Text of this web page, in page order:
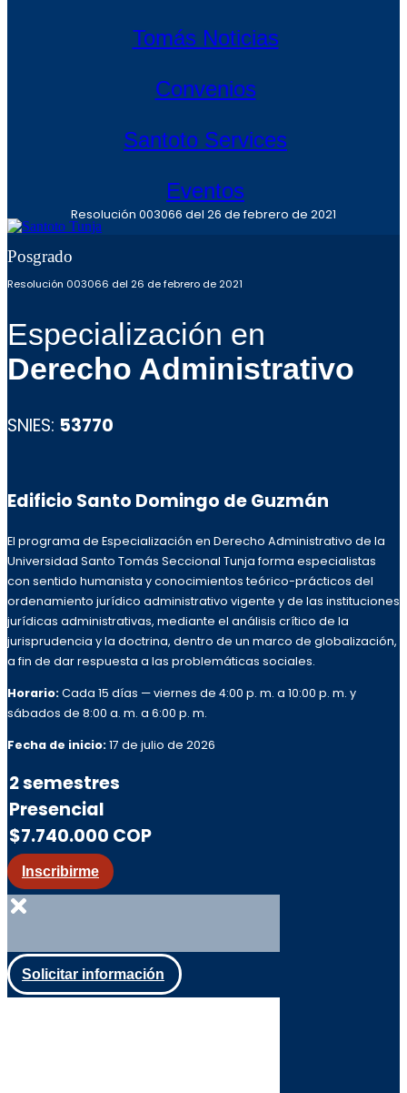
Tomás Noticias
Convenios
Santoto Services
Eventos
Resolución 003066 del 26 de febrero de 2021
Posgrado
Resolución 003066 del 26 de febrero de 2021
Especialización en
Derecho Administrativo
SNIES: 53770
Edificio Santo Domingo de Guzmán
El programa de Especialización en Derecho Administrativo de la
Universidad Santo Tomás Seccional Tunja forma especialistas
con sentido humanista y conocimientos teórico-prácticos del
ordenamiento jurídico administrativo vigente y de las instituciones
jurídicas administrativas, mediante el análisis crítico de la
jurisprudencia y la doctrina, dentro de un marco de globalización,
a fin de dar respuesta a las problemáticas sociales.
Horario:Cada 15 días — viernes de 4:00 p. m. a 10:00 p. m. y
sábados de 8:00 a. m. a 6:00 p. m.
Fecha de inicio:17 de julio de 2026
2 semestres
Presencial
$7.740.000 COP
Inscribirme
Solicitar información